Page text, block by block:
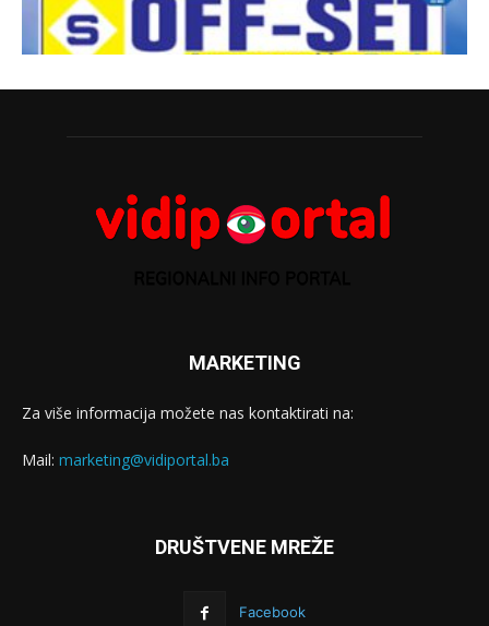
MARKETING
Za više informacija možete nas kontaktirati na:
Mail: marketing@vidiportal.ba
DRUŠTVENE MREŽE
Facebook